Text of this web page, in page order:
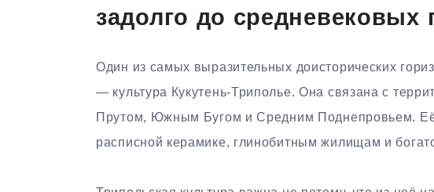
задолго до средневековых
Один из самых выразительных доисторических
— культура Кукутень-Триполье. Она связана с
Прутом, Южным Бугом и Средним Поднепровьем.
расписной керамике, глинобитным жилищам и